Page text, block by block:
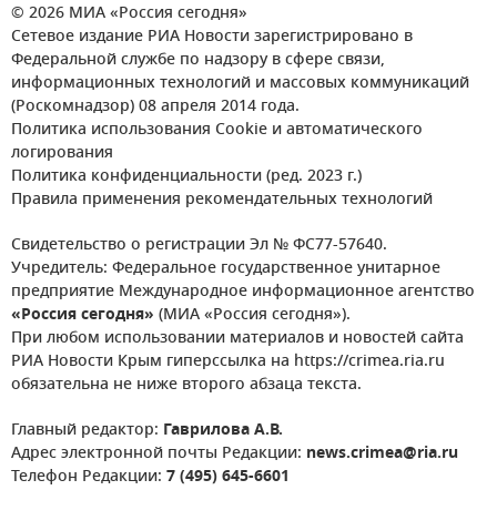
© 2026 МИА «Россия сегодня»
Сетевое издание РИА Новости зарегистрировано в
Федеральной службе по надзору в сфере связи,
информационных технологий и массовых коммуникаций
(Роскомнадзор) 08 апреля 2014 года.
Политика использования Cookie и автоматического
логирования
Политика конфиденциальности (ред. 2023 г.)
Правила применения рекомендательных технологий
Свидетельство о регистрации Эл № ФС77-57640.
Учредитель: Федеральное государственное унитарное
предприятие Международное информационное агентство
«Россия сегодня» (МИА «Россия сегодня»).
При любом использовании материалов и новостей сайта
РИА Новости Крым гиперссылка на https://crimea.ria.ru
обязательна не ниже второго абзаца текста.
Главный редактор: Гаврилова А.В.
Адрес электронной почты Редакции: news.crimea@ria.ru
Телефон Редакции: 7 (495) 645-6601